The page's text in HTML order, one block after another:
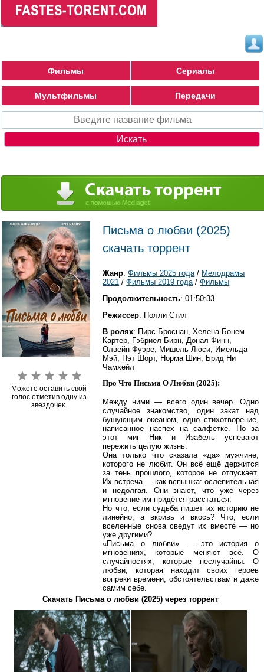
Фильмы Сериалы
Мультфильмы Передачи
Можете оставить свой
голос отметив одну из
звездочек.
Письма о любви (2025)
скачать торрент
Жанр:Фильмы 2025 года/ Мелодрамы
2021 /Фильмы 2019 года/Фильмы
Продолжительность: 01:50:33
Режиссер: Полли Стил
В ролях: Пирс Броснан, Хелена Бонем
Картер, Гэбриел Бирн, Донал Финн,
Олвейн Фуэре, Мишель Люси, Имельда
Мэй, Пэт Шорт, Норма Шин, Брид Ни
Чамхейл
Про Что Письма О Любви (2025):
Между ними — всего один вечер. Одно
случайное знакомство, один закат над
бушующим океаном, одно стихотворение,
написанное наспех на салфетке. Но за
этот миг Ник и Изабель успевают
пережить целую жизнь.
Она только что сказала «да» мужчине,
которого не любит. Он всё ещё держится
за тень прошлого, которое не отпускает.
Их встреча — как вспышка: ослепительная
и недолгая. Они знают, что уже через
мгновение им придётся расстаться.
Но что, если судьба пишет их историю не
линейно, а вкривь и вкось? Что, если
вселенные снова сведут их вместе — но
уже другими?
«Письма о любви» — это история о
мгновениях, которые меняют всё. О
случайностях, которые неслучайны. О
любви, которая находит своих героев
вопреки времени, обстоятельствам и даже
самим себе.
Скачать Письма о любви (2025) через торрент